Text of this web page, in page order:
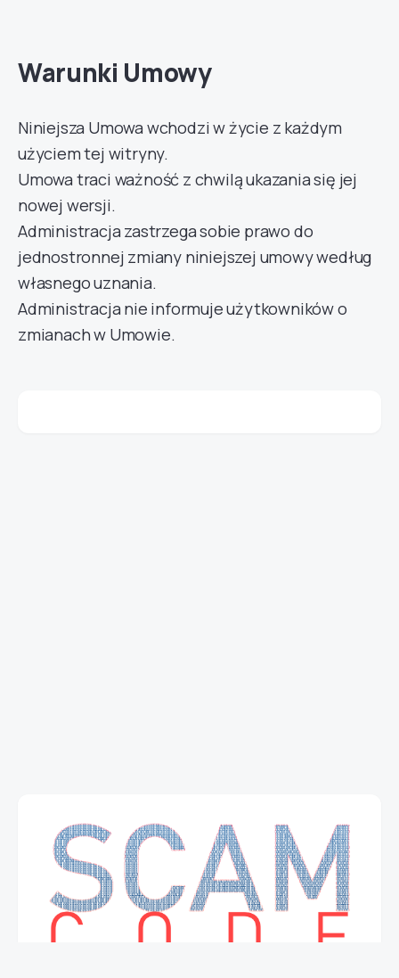
Warunki Umowy
Niniejsza Umowa wchodzi w życie z każdym
użyciem tej witryny.
Umowa traci ważność z chwilą ukazania się jej
nowej wersji.
Administracja zastrzega sobie prawo do
jednostronnej zmiany niniejszej umowy według
własnego uznania.
Administracja nie informuje użytkowników o
zmianach w Umowie.